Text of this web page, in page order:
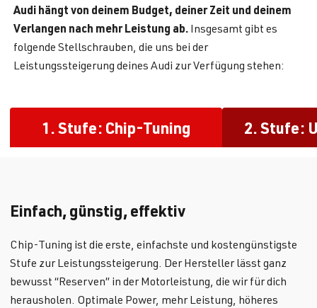
Audi hängt von deinem Budget, deiner Zeit und deinem
Verlangen nach mehr Leistung ab. Insgesamt gibt es
folgende Stellschrauben, die uns bei der
Leistungssteigerung deines Audi zur Verfügung stehen:
1. Stufe: Chip-Tuning 2. Stufe:
Einfach, günstig, effektiv
Chip-Tuning ist die erste, einfachste und kostengünstigste
Stufe zur Leistungssteigerung. Der Hersteller lässt ganz
bewusst “Reserven” in der Motorleistung, die wir für dich
herausholen. Optimale Power, mehr Leistung, höheres